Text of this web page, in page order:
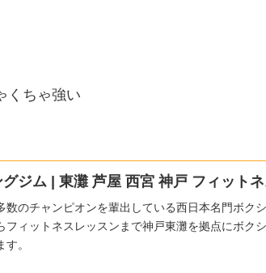
くちゃ強い
ジム | 東灘 芦屋 西宮 神戸 フィット
数のチャンピオンを輩出している西日本名門ボクシ
フィットネスレッスンまで神戸東灘を拠点にボク
。